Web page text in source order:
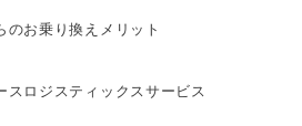
お乗り換えメリット
スロジスティックスサービス